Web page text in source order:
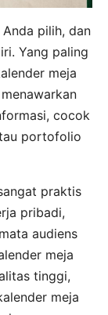
pilih, dan
Yang paling
meja
cocok
portofolio
praktis
pribadi,
audiens
meja
tinggi,
meja